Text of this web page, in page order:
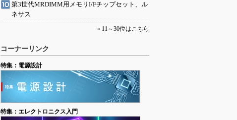
第3世代MRDIMM用メモリI/Fチップセット、ル
ネサス
» 11～30位はこちら
コーナーリンク
特集：電源設計
特集：エレクトロニクス入門